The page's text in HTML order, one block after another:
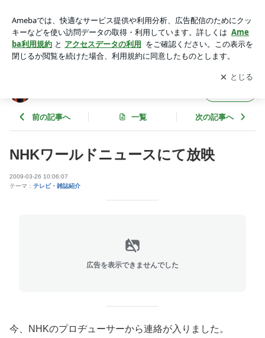
アプリをダウンロードして ブログの更新通知
を受け取りまし
ょう。
開く
前の記事へ 一覧 次の記事へ
NHKワールドニュースにて放映
2009-03-26 10:06:07
テーマ： テレビ・雑誌紹介
広告を表示できませんでした
今、NHKのプロヂューサーから連絡が入りました。